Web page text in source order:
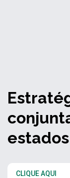
CLIQUE AQUI